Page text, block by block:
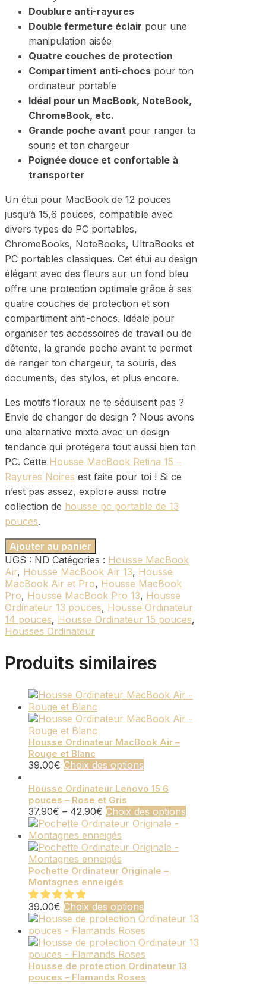
Doublure anti-rayures
Double fermeture éclair pour une
manipulation aisée
Quatre couches de protection
Compartiment anti-chocs pour ton
ordinateur portable
Idéal pour un MacBook, NoteBook,
ChromeBook, etc.
Grande poche avant pour ranger ta
souris et ton chargeur
Poignée douce et confortable à
transporter
Un étui pour MacBook de 12 pouces
jusqu’à 15,6 pouces, compatible avec
divers types de PC portables,
ChromeBooks, NoteBooks, UltraBooks et
PC portables classiques. Cet étui au design
élégant avec des fleurs sur un fond bleu
offre une protection optimale grâce à ses
quatre couches de protection et son
compartiment anti-chocs. Idéale pour
organiser tes accessoires de travail ou de
détente, la grande poche avant te permet
de ranger ton chargeur, ta souris, des
documents, des stylos, et plus encore.
Les motifs floraux ne te séduisent pas ?
Envie de changer de design ? Nous avons
une alternative mixte avec un design
tendance qui protégera tout aussi bien ton
PC. Cette Housse MacBook Retina 15 –
Rayures Noires est faite pour toi ! Si ce
n’est pas assez, explore aussi notre
collection de housse pc portable de 13
pouces.
Ajouter au panier
UGS : ND Catégories : Housse MacBook
Air, Housse MacBook Air 13, Housse
MacBook Air et Pro, Housse MacBook
Pro, Housse MacBook Pro 13, Housse
Ordinateur 13 pouces, Housse Ordinateur
14 pouces, Housse Ordinateur 15 pouces,
Housses Ordinateur
Produits similaires
Housse Ordinateur MacBook Air –
Rouge et Blanc
39.00€ Choix des options
a
variations.
Les
peuvent
choisies
du
produit
Housse Ordinateur Lenovo 15 6
pouces – Rose et Gris
37.90€ – 42.90€ Choix des options
choisies
la
du
Pochette Ordinateur Originale –
Montagnes enneigés
39.00€ Choix des options
produit
a
plusieurs
variations.
Les
options
Housse de protection Ordinateur 13
pouces – Flamands Roses